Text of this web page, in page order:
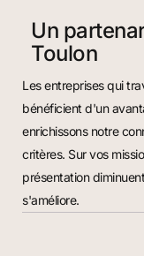
Un
Toulon
Les entreprises qui
bénéficient d'un
enrichissons notre
critères. Sur vos
présentation
s'améliore.